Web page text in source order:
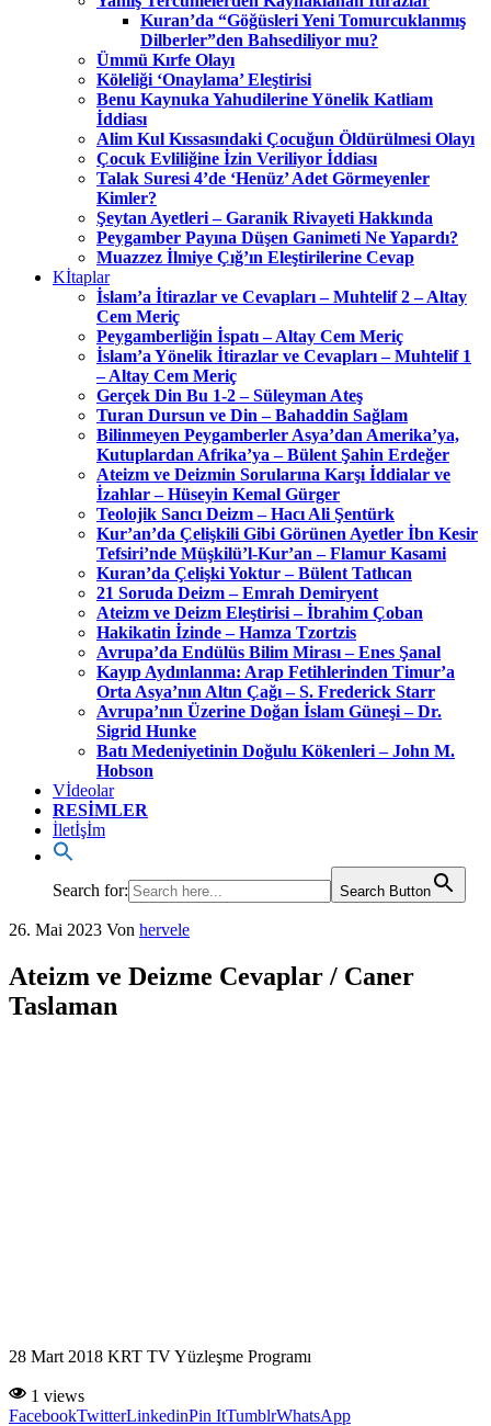
Kuran’da “Göğüsleri Yeni Tomurcuklanmış
Dilberler”den Bahsediliyor mu?
Ümmü Kırfe Olayı
Köleliği ‘Onaylama’ Eleştirisi
Benu Kaynuka Yahudilerine Yönelik Katliam
İddiası
Alim Kul Kıssasındaki Çocuğun Öldürülmesi Olayı
Çocuk Evliliğine İzin Veriliyor İddiası
Talak Suresi 4’de ‘Henüz’ Adet Görmeyenler
Kimler?
Şeytan Ayetleri – Garanik Rivayeti Hakkında
Peygamber Payına Düşen Ganimeti Ne Yapardı?
Muazzez İlmiye Çığ’ın Eleştirilerine Cevap
Kİtaplar
İslam’a İtirazlar ve Cevapları – Muhtelif 2 – Altay
Cem Meriç
Peygamberliğin İspatı – Altay Cem Meriç
İslam’a Yönelik İtirazlar ve Cevapları – Muhtelif 1
– Altay Cem Meriç
Gerçek Din Bu 1-2 – Süleyman Ateş
Turan Dursun ve Din – Bahaddin Sağlam
Bilinmeyen Peygamberler Asya’dan Amerika’ya,
Kutuplardan Afrika’ya – Bülent Şahin Erdeğer
Ateizm ve Deizmin Sorularına Karşı İddialar ve
İzahlar – Hüseyin Kemal Gürger
Teolojik Sancı Deizm – Hacı Ali Şentürk
Kur’an’da Çelişkili Gibi Görünen Ayetler İbn Kesir
Tefsiri’nde Müşkilü’l-Kur’an – Flamur Kasami
Kuran’da Çelişki Yoktur – Bülent Tatlıcan
21 Soruda Deizm – Emrah Demiryent
Ateizm ve Deizm Eleştirisi – İbrahim Çoban
Hakikatin İzinde – Hamza Tzortzis
Avrupa’da Endülüs Bilim Mirası – Enes Şanal
Kayıp Aydınlanma: Arap Fetihlerinden Timur’a
Orta Asya’nın Altın Çağı – S. Frederick Starr
Avrupa’nın Üzerine Doğan İslam Güneşi – Dr.
Sigrid Hunke
Batı Medeniyetinin Doğulu Kökenleri – John M.
Hobson
Vİdeolar
RESİMLER
İletİşİm
Search for: Search Button
26. Mai 2023 Von hervele
Ateizm ve Deizme Cevaplar / Caner
Taslaman
28 Mart 2018 KRT TV Yüzleşme Programı
1 views
FacebookTwitterLinkedinPin ItTumblrWhatsApp